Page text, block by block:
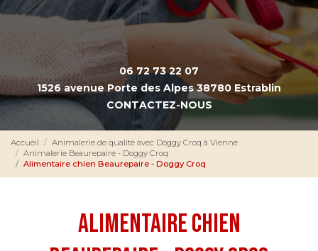
06 72 73 22 07
1526 avenue Porte des Alpes 38780 Estrablin
CONTACTEZ-NOUS
Accueil
Animalerie de qualité avec Doggy Croq à Vienne
Animalerie Beaurepaire - Doggy Croq
Alimentaire chien Beaurepaire - Doggy Croq
Alimentaire chien